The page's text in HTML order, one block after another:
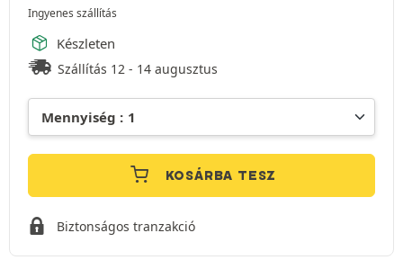
Ingyenes szállítás
Készleten
Szállítás 12 - 14 augusztus
KOSÁRBA TESZ
Biztonságos tranzakció